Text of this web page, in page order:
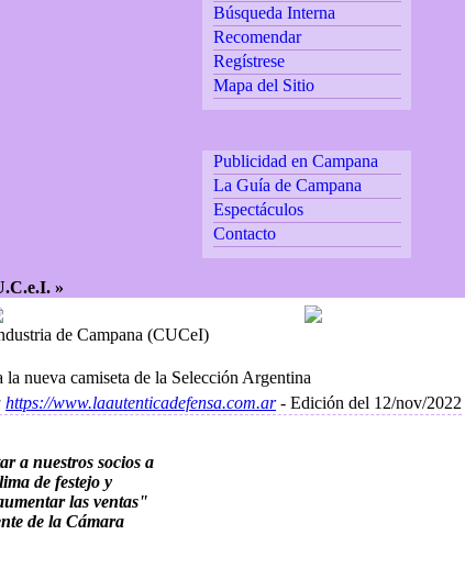
Búsqueda Interna
Recomendar
Regístrese
Mapa del Sitio
Publicidad en Campana
La Guía de Campana
Espectáculos
Contacto
»
de Campana (CUCeI)
nueva camiseta de la Selección Argentina
https://www.laautenticadefensa.com.ar- Edición del 12/nov/2022
a nuestros socios a
de festejo y
las ventas"
de la Cámara